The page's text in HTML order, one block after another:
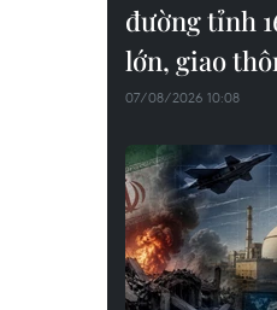
đường tỉnh
lớn, giao
07/08/2026 10:08